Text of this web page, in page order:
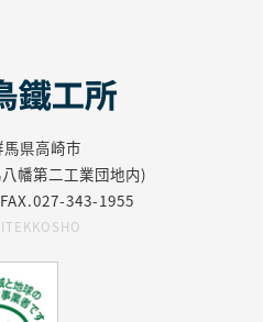
馬県高崎市
幡第二工業団地内)
343-1955